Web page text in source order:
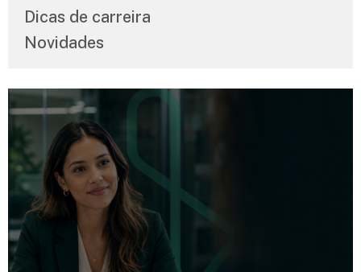
Dicas de carreira
Novidades